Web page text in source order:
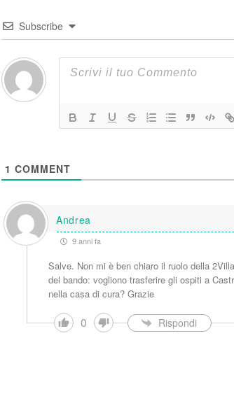
Subscribe
1 COMMENT
Andrea
9 anni fa
Salve. Non mi è ben chiaro il ruolo della
del bando: vogliono trasferire gli ospiti a
nella casa di cura? Grazie
0 Rispondi